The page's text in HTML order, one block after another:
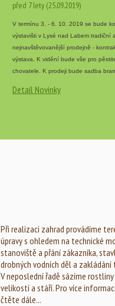
před 7 lety (25.09.2019)
V termínu 3. - 6. 10. 2019 se bude
výstavišti v Lysé nad Labem tradiční a
nejnavštěvovanější prodejně -
výstava. K vidění bude vše pro
chovatele. K prodeji bude sadba
Detail Novinky
Při realizaci zahrad provádíme
úpravy s ohledem na technické
stanoviště a přání zákazníka,
drobných vodních děl a zakládání
V neposlední řadě sázíme
velikostí a stáří. Pro více
čtěte dále...